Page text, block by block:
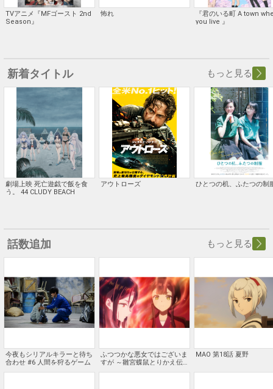
TVアニメ『MFゴースト 2nd
Season』
怖れ
『君のいる町 A town
you live 』
新着タイトル もっと見る
劇場上映 死亡遊戯で飯を食
う。 44 CLUDY BEACH
アウトローズ ひとつの机、ふたつの制
話数追加 もっと見る
今夜もシリアルキラーと待ち
合わせ #6 人間を狩るゲーム
ふつつかな悪女ではございま
すが ～雛宮蝶鼠とりかえ伝
MAO 第18話 夏野